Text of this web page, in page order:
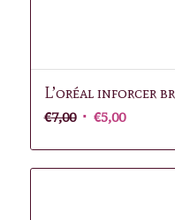
L’oréal inforcer
€7,00 Oorspronkelijke
€5,00Huidige